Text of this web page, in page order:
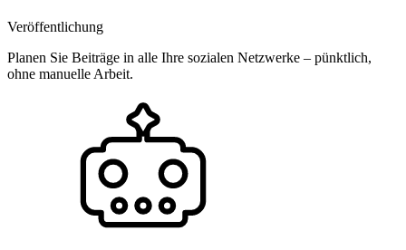
Veröffentlichung
Planen Sie Beiträge in alle Ihre sozialen Netzwerke – pünktlich,
ohne manuelle Arbeit.